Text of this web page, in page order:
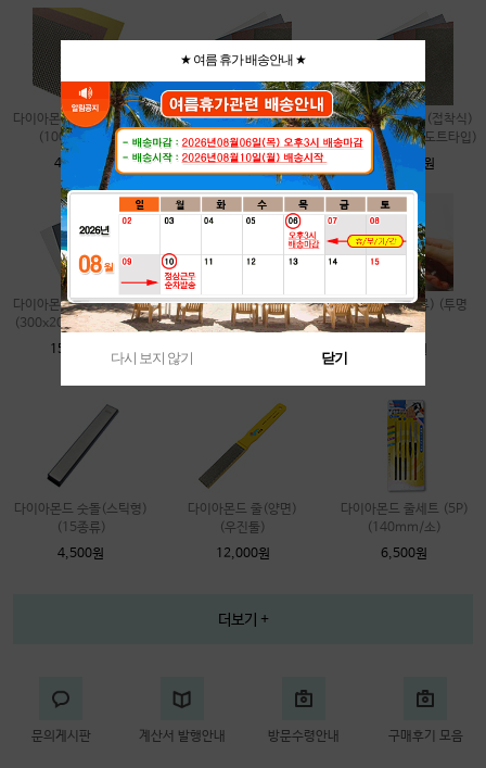
다이아몬드 사포 (접착식)
(100x200mm)
49,000원
다이아몬드 사포 (비접착)
(300x200mm)(도트타입)
142,000원
다이아몬드 사포 (접착식)
(300x200mm)(도트타입)
143,000원
다이아몬드 사포 (비접착)
(300x200mm)(올타입)
152,000원
다이아몬드 디스크
(몹디스크)(2종류)
샌딩스틱 (2종류) (투명
아크릴)
2,200원
다이아몬드 숫돌(스틱형)
(15종류)
4,500원
다이아몬드 줄(양면)
(우진툴)
12,000원
다이아몬드 줄세트 (5P)
(140mm/소)
6,500원
더보기 +
문의게시판 계산서 발행안내 방문수령안내 구매후기 모음
★ 여름 휴가 배송안내 ★
다시 보지 않기 닫기